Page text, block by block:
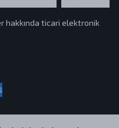
hakkında ticari elektronik